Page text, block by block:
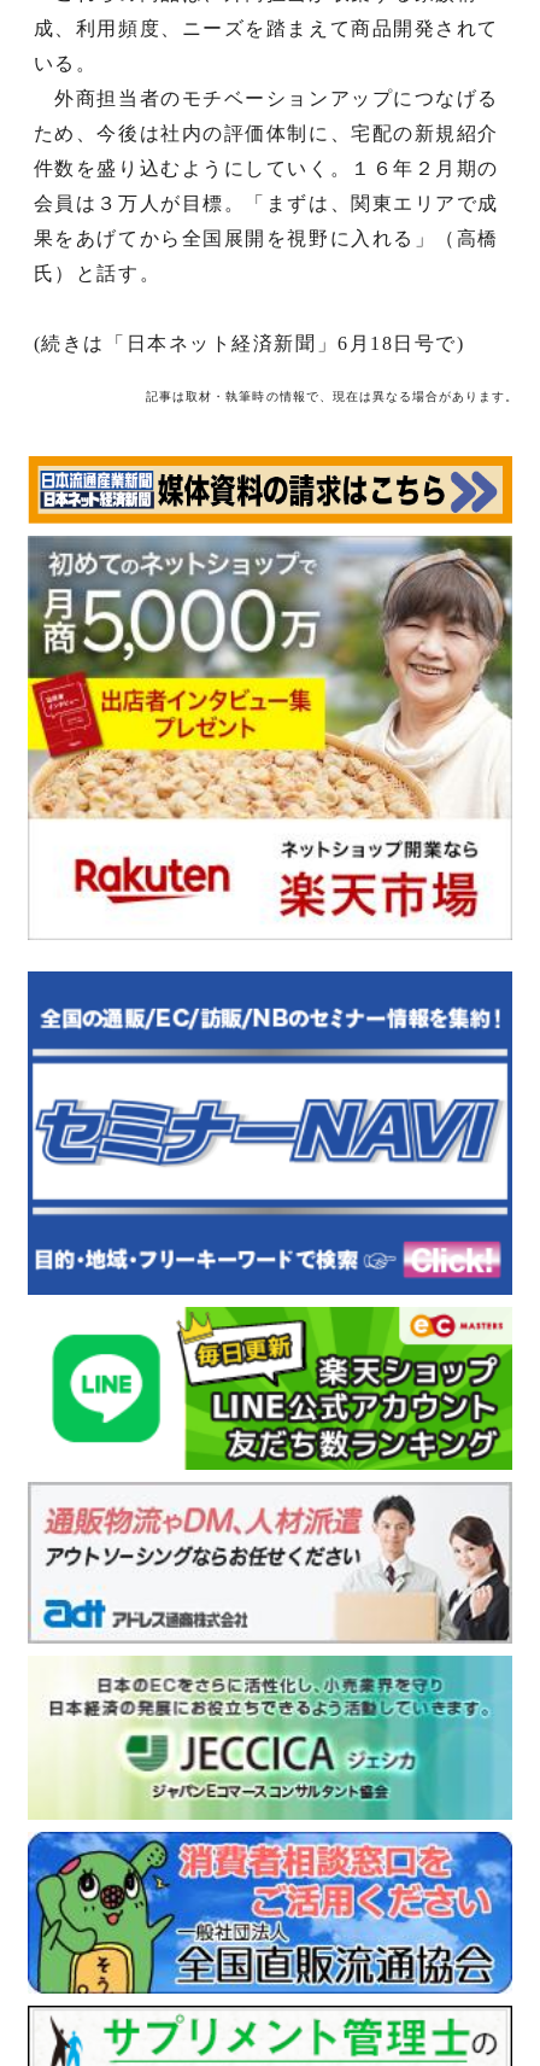
成、利用頻度、ニーズを踏まえて商品開発されて
いる。
外商担当者のモチベーションアップにつなげる
ため、今後は社内の評価体制に、宅配の新規紹介
件数を盛り込むようにしていく。１６年２月期の
会員は３万人が目標。「まずは、関東エリアで成
果をあげてから全国展開を視野に入れる」（高橋
氏）と話す。
(続きは「日本ネット経済新聞」6月18日号で)
記事は取材・執筆時の情報で、現在は異なる場合があります。